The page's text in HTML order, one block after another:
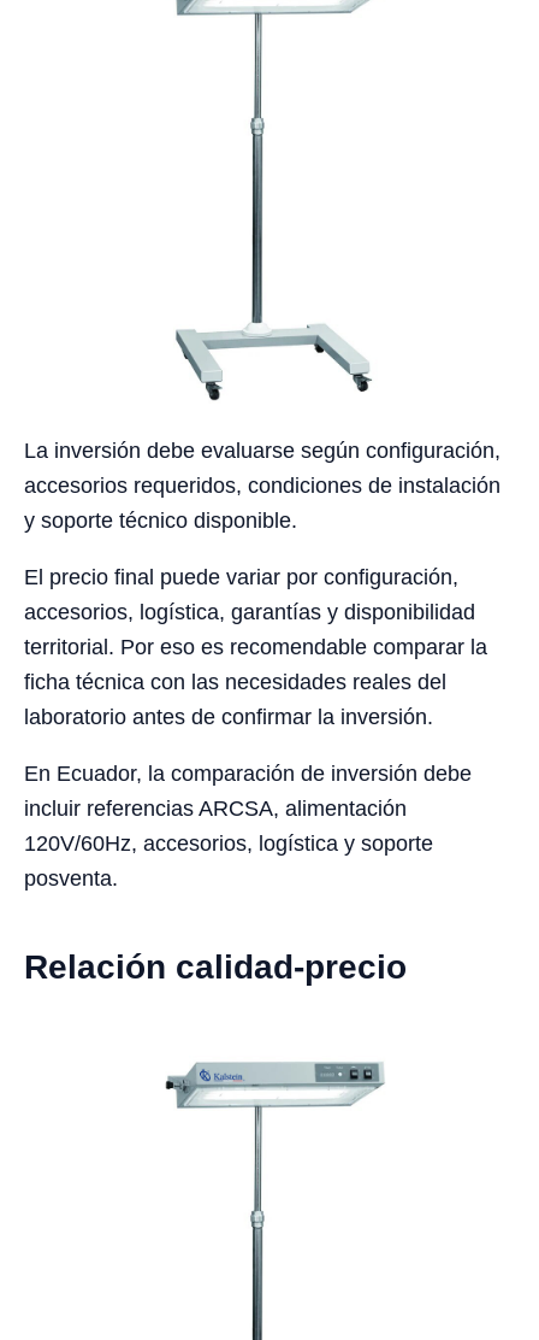
La inversión debe evaluarse según configuración,
accesorios requeridos, condiciones de instalación
y soporte técnico disponible.
El precio final puede variar por configuración,
accesorios, logística, garantías y disponibilidad
territorial. Por eso es recomendable comparar la
ficha técnica con las necesidades reales del
laboratorio antes de confirmar la inversión.
En Ecuador, la comparación de inversión debe
incluir referencias ARCSA, alimentación
120V/60Hz, accesorios, logística y soporte
posventa.
Relación calidad-precio